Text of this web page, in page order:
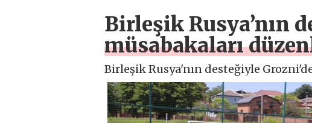
Birleşik Rusya’nın
müsabakaları
Birleşik Rusya'nın desteğiyle